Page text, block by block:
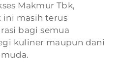
Makmur Tbk,
ini masih terus
bagi semua
kuliner maupun dani